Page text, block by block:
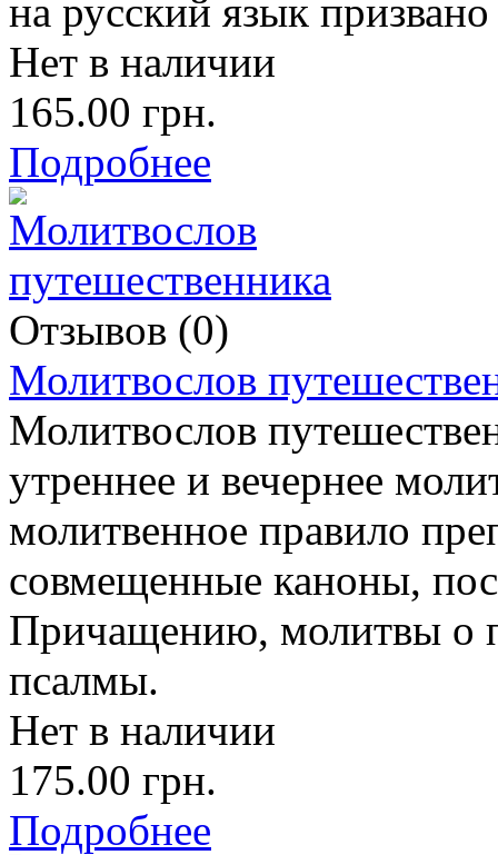
на русский язык
Нет в наличии
165.00 грн.
Подробнее
Отзывов (0)
Молитвослов
Молитвослов
утреннее и вечернее
молитвенное правило
совмещенные каноны,
Причащению, молитвы о
псалмы.
Нет в наличии
175.00 грн.
Подробнее